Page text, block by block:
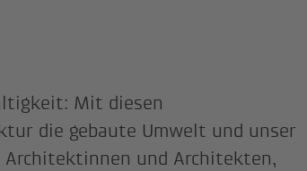
Mit diesen
die gebaute Umwelt und unser
Architektinnen und Architekten,